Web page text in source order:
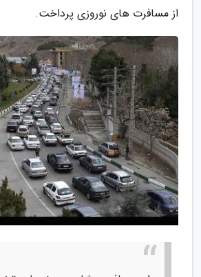
از مسافرت های نوروزی پرداخت.